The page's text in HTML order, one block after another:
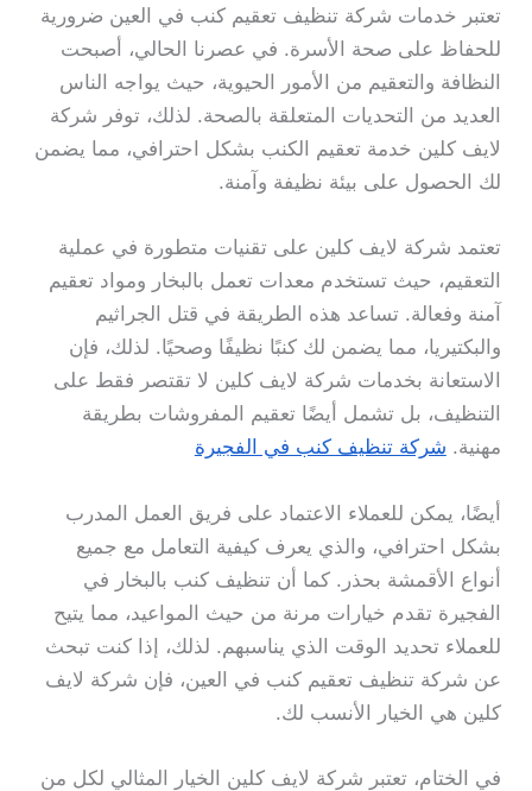
تعتبر خدمات شركة تنظيف تعقيم كنب في العين ضرورية
للحفاظ على صحة الأسرة. في عصرنا الحالي، أصبحت
النظافة والتعقيم من الأمور الحيوية، حيث يواجه الناس
العديد من التحديات المتعلقة بالصحة. لذلك، توفر شركة
لايف كلين خدمة تعقيم الكنب بشكل احترافي، مما يضمن
لك الحصول على بيئة نظيفة وآمنة.
تعتمد شركة لايف كلين على تقنيات متطورة في عملية
التعقيم، حيث تستخدم معدات تعمل بالبخار ومواد تعقيم
آمنة وفعالة. تساعد هذه الطريقة في قتل الجراثيم
والبكتيريا، مما يضمن لك كنبًا نظيفًا وصحيًا. لذلك، فإن
الاستعانة بخدمات شركة لايف كلين لا تقتصر فقط على
التنظيف، بل تشمل أيضًا تعقيم المفروشات بطريقة
مهنية. شركة تنظيف كنب في الفجيرة
أيضًا، يمكن للعملاء الاعتماد على فريق العمل المدرب
بشكل احترافي، والذي يعرف كيفية التعامل مع جميع
أنواع الأقمشة بحذر. كما أن تنظيف كنب بالبخار في
الفجيرة تقدم خيارات مرنة من حيث المواعيد، مما يتيح
للعملاء تحديد الوقت الذي يناسبهم. لذلك، إذا كنت تبحث
عن شركة تنظيف تعقيم كنب في العين، فإن شركة لايف
كلين هي الخيار الأنسب لك.
في الختام، تعتبر شركة لايف كلين الخيار المثالي لكل من